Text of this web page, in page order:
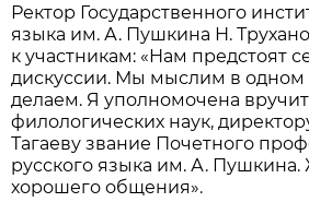
Ректор Государственного
языка им. А. Пушкина Н.
к участникам: «Нам предстоят
дискуссии. Мы мыслим в одном
делаем. Я уполномочена
филологических наук,
Тагаеву звание Почетного
русского языка им. А.
хорошего общения».